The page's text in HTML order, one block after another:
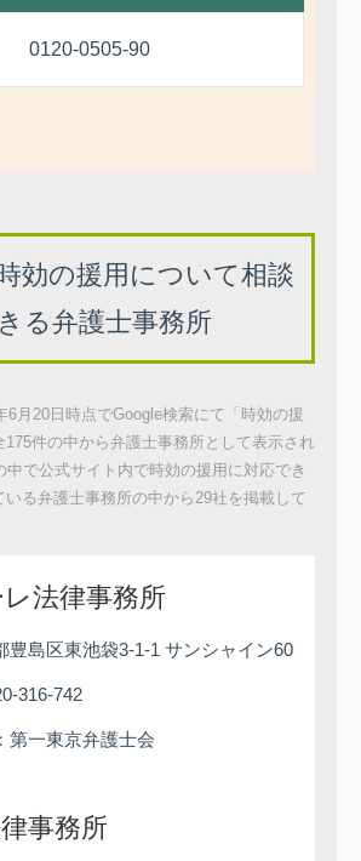
0120-0505-90
効の援用について相談
る弁護士事務所
月20日時点でGoogle検索にて「時効の援
175件の中から弁護士事務所として表示され
中で公式サイト内で時効の援用に対応でき
いる弁護士事務所の中から29社を掲載して
法律事務所
豊島区東池袋3-1-1 サンシャイン60
316-742
第一東京弁護士会
事務所